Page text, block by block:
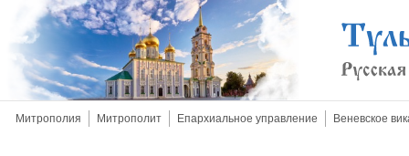
Митрополия Митрополит Епархиальное управление Веневское